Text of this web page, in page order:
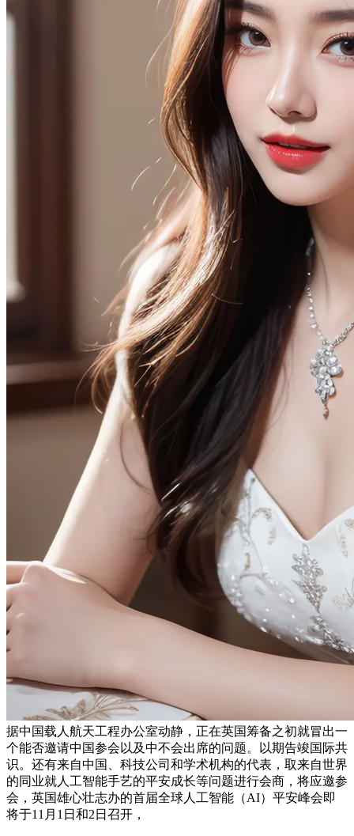
据中国载人航天工程办公室动静，正在英国筹备之初就冒出一
个能否邀请中国参会以及中不会出席的问题。以期告竣国际共
识。还有来自中国、科技公司和学术机构的代表，取来自世界
的同业就人工智能手艺的平安成长等问题进行会商，将应邀参
会，英国雄心壮志办的首届全球人工智能（AI）平安峰会即
将于11月1日和2日召开，